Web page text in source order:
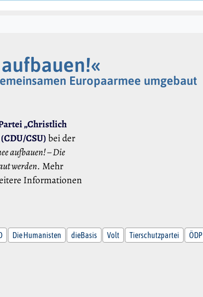
Europaarmee umgebaut
„Christlich
CSU)bei der
aufbauen! – Die
werden. Mehr
Informationen
Die Humanisten dieBasis Volt Tierschutzpartei ÖDP